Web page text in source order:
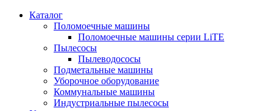
Каталог
Поломоечные машины
Поломоечные машины серии LiTE
Пылесосы
Пылеводососы
Подметальные машины
Уборочное оборудование
Коммунальные машины
Индустриальные пылесосы